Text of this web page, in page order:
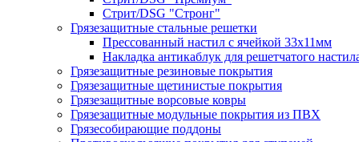
Стрит/DSG "Стронг"
Грязезащитные стальные решетки
Прессованный настил с ячейкой 33х11мм
Накладка антикаблук для решетчатого
Грязезащитные резиновые покрытия
Грязезащитные щетинистые покрытия
Грязезащитные ворсовые ковры
Грязезащитные модульные покрытия из ПВХ
Грязесобирающие поддоны